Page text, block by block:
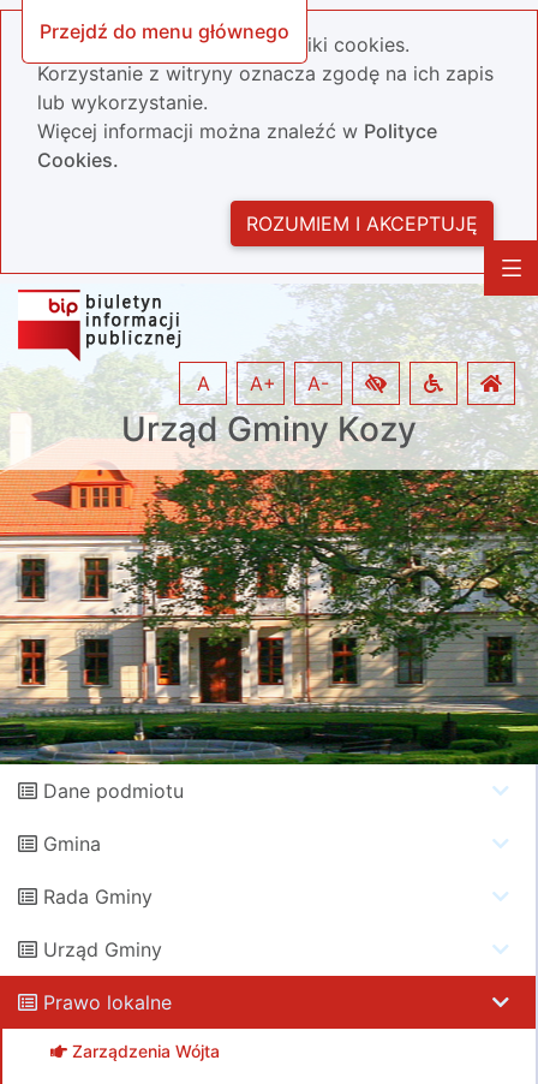
Przejdź do menu głównego
Nasza strona wykorzystuje pliki cookies.
Korzystanie z witryny oznacza zgodę na ich zapis
lub wykorzystanie.
Więcej informacji można znaleźć w Polityce
Cookies.
ROZUMIEM I AKCEPTUJĘ
Urząd Gminy Kozy
A A+ A-
Dane podmiotu
Gmina
Rada Gminy
Urząd Gminy
Prawo lokalne
Zarządzenia Wójta